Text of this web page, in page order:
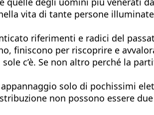
vita di tante persone
riferimenti e radici del
finiscono per riscoprire e
c’è. Se non altro perché la
solo di pochissimi
non possono essere